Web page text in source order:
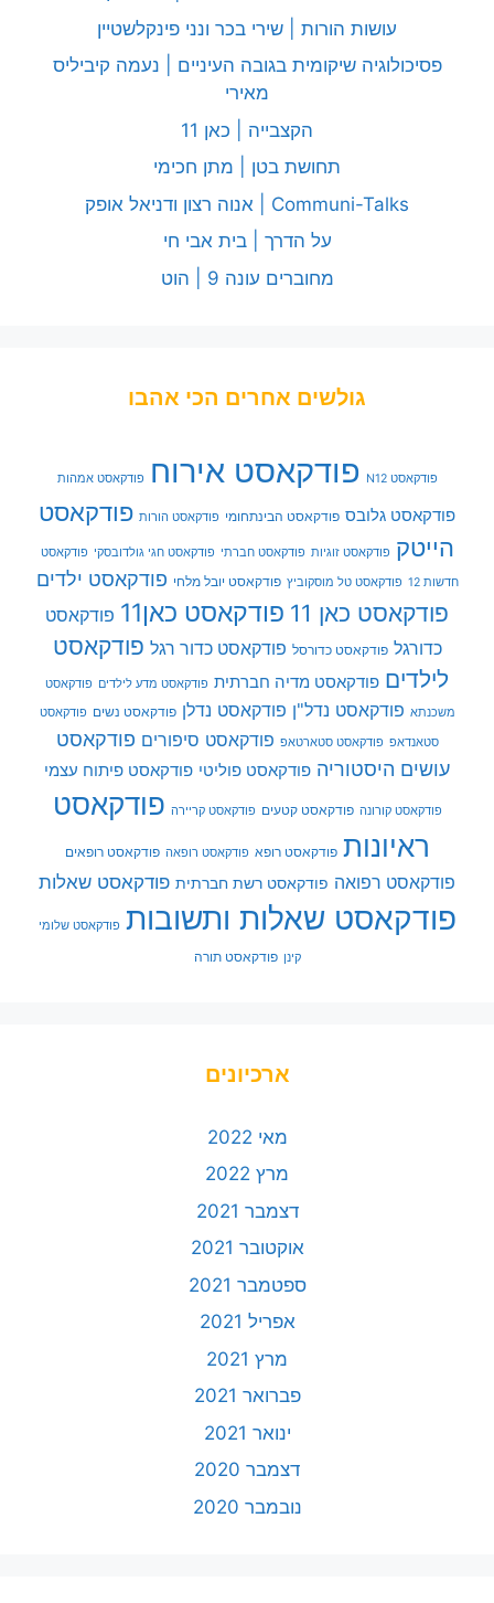
עושות הורות | שירי בכר ונני פינקלשטיין
פסיכולוגיה שיקומית בגובה העיניים | נעמה קיביליס
מאירי
הקצבייה | כאן 11
תחושת בטן | מתן חכימי
Communi-Talks | אנוה רצון ודניאל אופק
על הדרך | בית אבי חי
מחוברים עונה 9 | הוט
גולשים אחרים הכי אהבו
פודקאסט N12 פודקאסט אירוח פודקאסט אמהות
פודקאסט גלובס פודקאסט הבינתחומי פודקאסט הורות פודקאסט
הייטק פודקאסט זוגיות פודקאסט חברתי פודקאסט חגי גולדובסקי פודקאסט
חדשות 12 פודקאסט טל מוסקוביץ פודקאסט יובל מלחי פודקאסט ילדים
פודקאסט כאן 11 פודקאסט כאן11
פודקאסט
כדורגל פודקאסט כדורסל פודקאסט כדור רגל פודקאסט
לילדים פודקאסט מדיה חברתית פודקאסט מדע לילדים פודקאסט
משכנתא פודקאסט נדל"ן פודקאסט נדלן פודקאסט נשים פודקאסט
סטאנדאפ פודקאסט סטארטאפ פודקאסט סיפורים פודקאסט
עושים היסטוריה פודקאסט פוליטי פודקאסט פיתוח עצמי
פודקאסט קורונה פודקאסט קטעים פודקאסט קריירה פודקאסט
ראיונות פודקאסט רופא פודקאסט רופאה פודקאסט רופאים
פודקאסט רפואה פודקאסט רשת חברתית פודקאסט שאלות
פודקאסט שאלות ותשובות פודקאסט שלומי
קינן פודקאסט תורה
ארכיונים
מאי 2022
מרץ 2022
דצמבר 2021
אוקטובר 2021
ספטמבר 2021
אפריל 2021
מרץ 2021
פברואר 2021
ינואר 2021
דצמבר 2020
נובמבר 2020